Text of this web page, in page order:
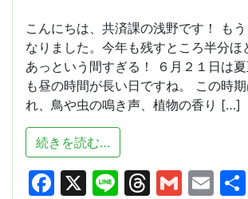
こんにちは、共済課の浅野です！ も
なりました。今年も残すところ半分
あっという間すぎる！ ６月２１日は
も昼の時間が長い日ですね。 この時
れ、鳥や虫の鳴き声、植物の香り […]
続きを読む…
Facebook
X LineThreads
Gmail